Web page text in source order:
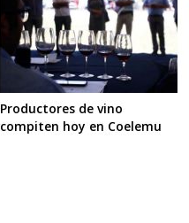
Productores de vino
compiten hoy en Coelemu